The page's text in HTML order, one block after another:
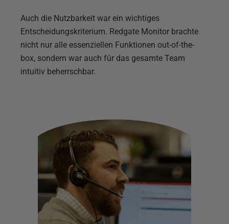
Auch die Nutzbarkeit war ein wichtiges
Entscheidungskriterium. Redgate Monitor brachte
nicht nur alle essenziellen Funktionen out-of-the-
box, sondern war auch für das gesamte Team
intuitiv beherrschbar.